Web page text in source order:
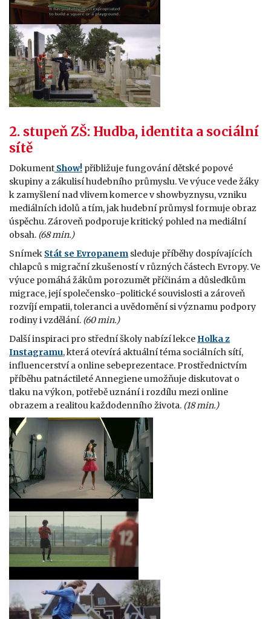
2. stupeň ZŠ: Hudba, identita a sociální
sítě
Dokument Show! přibližuje fungování dětské popové
skupiny a zákulisí hudebního průmyslu. Ve výuce vede žáky
k zamyšlení nad vlivem komerce v showbyznysu, vzniku
mediálních idolů a tím, jak hudební průmysl formuje obraz
úspěchu. Zároveň podporuje kritický pohled na mediální
obsah. (68 min.)
Snímek Stát se Evropanem sleduje příběhy dospívajících
chlapců s migrační zkušeností v různých částech Evropy. Ve
výuce pomáhá žákům porozumět příčinám a důsledkům
migrace, její společensko-politické souvislosti a zároveň
rozvíjí empatii, toleranci a uvědomění si významu podpory
rodiny i vzdělání. (60 min.)
Další inspiraci pro střední školy nabízí lekce Holka z
Instagramu, která otevírá aktuální téma sociálních sítí,
influencerství a online sebeprezentace. Prostřednictvím
příběhu patnáctileté Annegiene umožňuje diskutovat o
tlaku na výkon, potřebě uznání i rozdílu mezi online
obrazem a realitou každodenního života. (18 min.)